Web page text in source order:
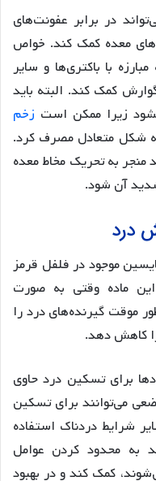
در برابر عفونت‌های
معده کمک ‌کند. خواص
با باکتری‌ها و سایر
کمک کند. البته باید
زیرا ممکن است زخم
به شکل متعادل مصرف کرد.
به تحریک مخاط معده
آن شود.
درد
موجود در فلفل قرمز
ماده وقتی به صورت
موقت گیرنده‌های درد را
کاهش دهد.
برای تسکین درد حاوی
می‌توانند برای تسکین
شرایط دردناک استفاده
به محدود کردن عوامل
کمک کند و در بهبود